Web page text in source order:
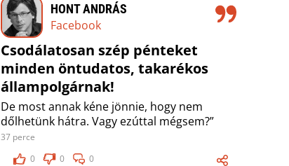
HONT ANDRÁS
Facebook
Csodálatosan szép pénteket
minden öntudatos, takarékos
állampolgárnak!
De most annak kéne jönnie, hogy nem
dőlhetünk hátra. Vagy ezúttal mégsem?”
37 perce
0
0 0